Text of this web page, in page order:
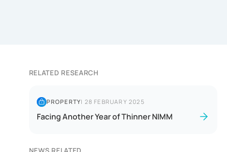
RELATED RESEARCH
PROPERTY| 28 FEBRUARY 2025
Facing Another Year of Thinner NIMM